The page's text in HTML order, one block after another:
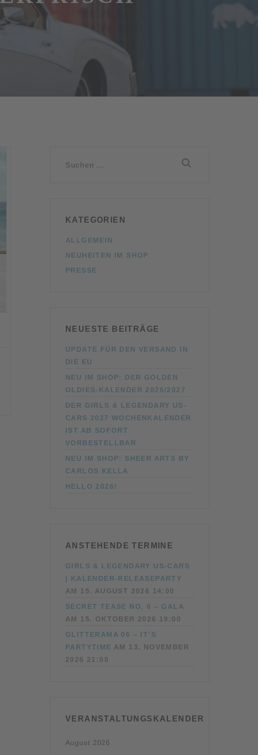
Suchen
KATEGORIEN
ALLGEMEIN
NEUHEITEN IM SHOP
PRESSE
NEUESTE BEITRÄGE
UPDATE FÜR DEN VERSAND IN
DIE EU
NEU IM SHOP: DER GOLDEN
OLDIES-KALENDER 2026/2027
DER GIRLS & LEGENDARY US-
CARS 2027 WOCHENKALENDER
IST AB SOFORT
VORBESTELLBAR
NEU IM SHOP: SHEER ARTS BY
CARLOS KELLA
HELLO 2026!
ANSTEHENDE TERMINE
GIRLS & LEGENDARY US-CARS
| KALENDER-RELEASEPARTY
AM 15. AUGUST 2026 14:00
SECRET TEASE NO. 6 – GALA
AM 15. OKTOBER 2026 19:00
GLITTERAMA 06 – IT’S
PARTYTIME AM 13. NOVEMBER
2026 21:00
VERANSTALTUNGSKALENDER
August 2026